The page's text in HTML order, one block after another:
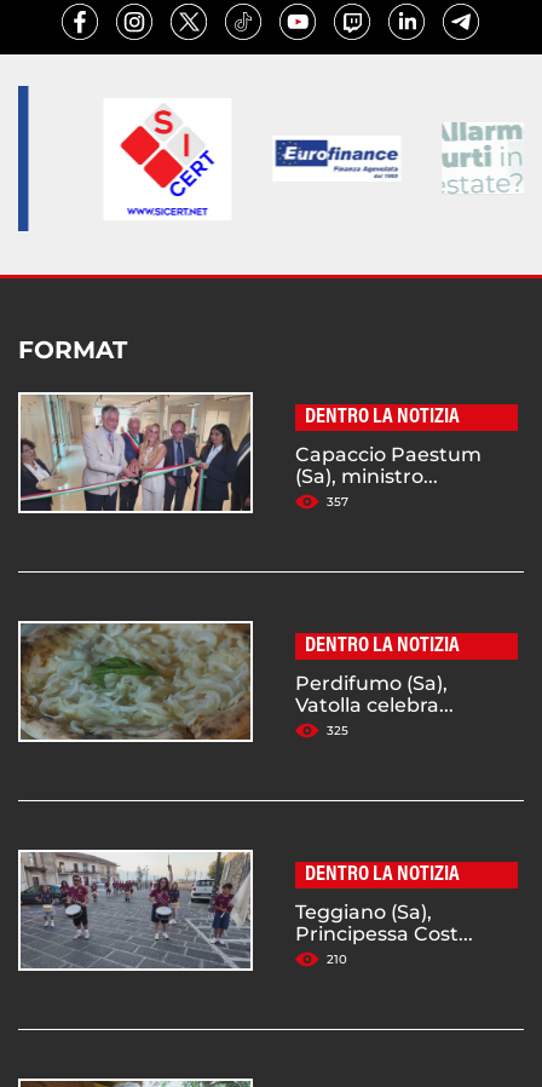
FORMAT
DENTRO LA NOTIZIA
Capaccio Paestum
(Sa), ministro...
357
DENTRO LA NOTIZIA
Perdifumo (Sa),
Vatolla celebra...
325
DENTRO LA NOTIZIA
Teggiano (Sa),
Principessa Cost...
210